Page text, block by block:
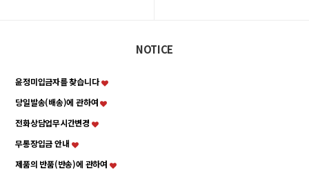
NOTICE
윤정미입금자를 찾습니다
당일발송(배송)에 관하여
전화상담업무시간변경
무통장입금 안내
제품의 반품(반송)에 관하여